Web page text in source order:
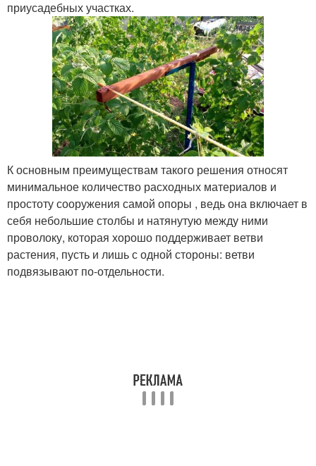
приусадебных участках.
К основным преимуществам такого решения относят
минимальное количество расходных материалов и
простоту сооружения самой опоры , ведь она включает в
себя небольшие столбы и натянутую между ними
проволоку, которая хорошо поддерживает ветви
растения, пусть и лишь с одной стороны: ветви
подвязывают по-отдельности.